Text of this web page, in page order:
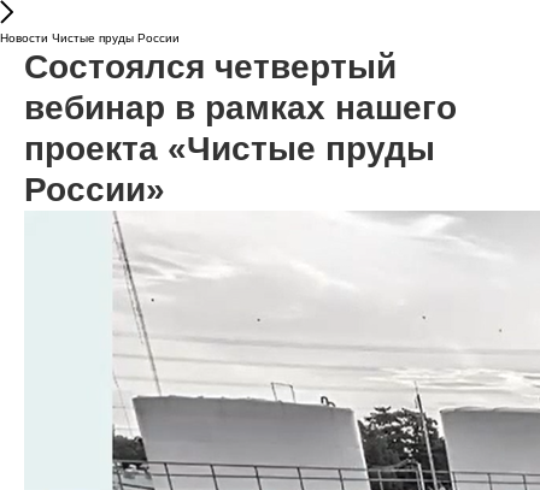
Новости Чистые пруды России
Состоялся четвертый
вебинар в рамках нашего
проекта «Чистые пруды
России»